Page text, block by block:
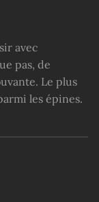
avec
pas, de
Le plus
les épines.